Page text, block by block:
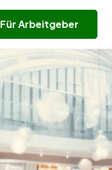
Für Arbeitgeber